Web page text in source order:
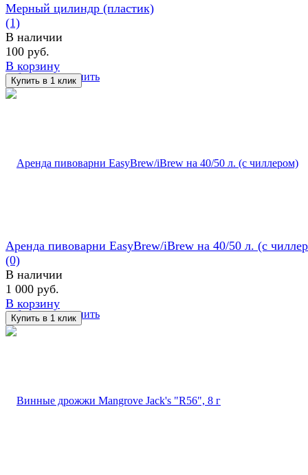
избранное сравнить
Мерный цилиндр (пластик)
(1)
В наличии
100 руб.
В корзину
избранное сравнить
Аренда пивоварни EasyBrew/iBrew на 40/50 л. (с
(0)
В наличии
1 000 руб.
В корзину